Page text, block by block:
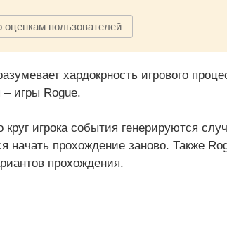
оценкам пользователей
хардокрность игрового
– игры Rogue.
игрока события генерируются
начать прохождение заново. Также
прохождения.